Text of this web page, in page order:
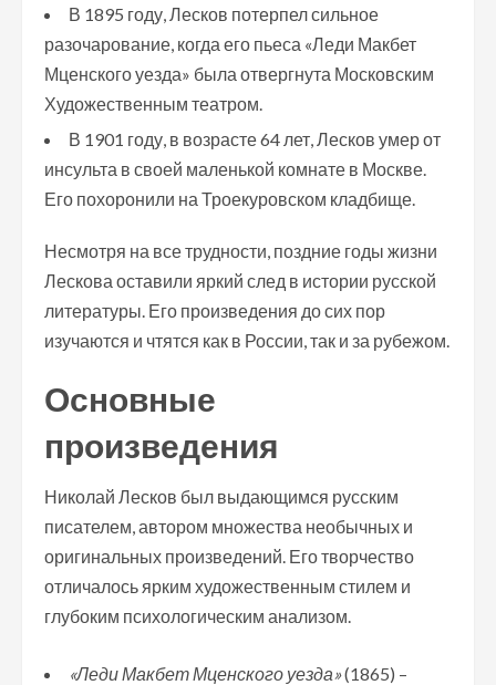
В 1895 году, Лесков потерпел сильное
разочарование, когда его пьеса «Леди Макбет
Мценского уезда» была отвергнута Московским
Художественным театром.
В 1901 году, в возрасте 64 лет, Лесков умер от
инсульта в своей маленькой комнате в Москве.
Его похоронили на Троекуровском кладбище.
Несмотря на все трудности, поздние годы жизни
Лескова оставили яркий след в истории русской
литературы. Его произведения до сих пор
изучаются и чтятся как в России, так и за рубежом.
Основные
произведения
Николай Лесков был выдающимся русским
писателем, автором множества необычных и
оригинальных произведений. Его творчество
отличалось ярким художественным стилем и
глубоким психологическим анализом.
«Леди Макбет Мценского уезда»(1865) –